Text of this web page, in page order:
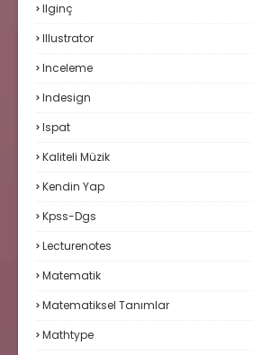
Ilginç
Illustrator
Inceleme
Indesign
Ispat
Kaliteli Müzik
Kendin Yap
Kpss-Dgs
Lecturenotes
Matematik
Matematiksel Tanımlar
Mathtype